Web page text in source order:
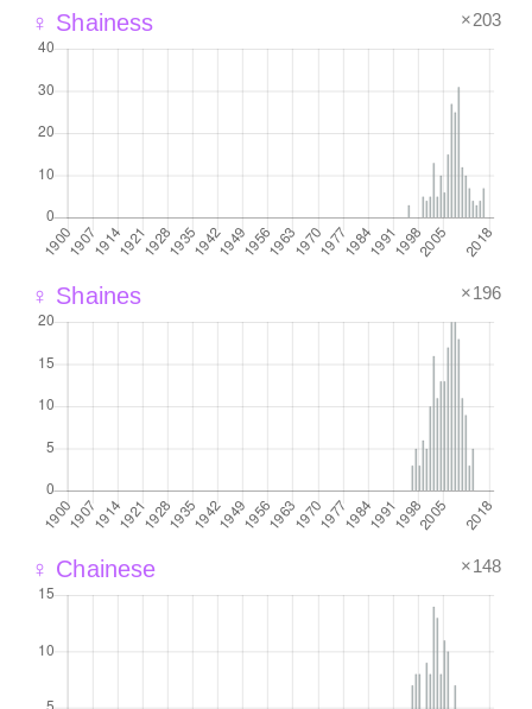
♀ Shainess ×203
♀ Shaines ×196
♀ Chainese ×148